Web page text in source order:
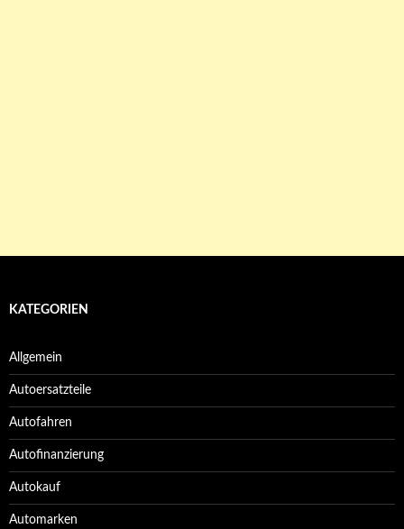
KATEGORIEN
Allgemein
Autoersatzteile
Autofahren
Autofinanzierung
Autokauf
Automarken